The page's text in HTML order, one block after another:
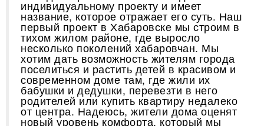
индивидуальному проекту и имеет
название, которое отражает его суть. Наш
первый проект в Хабаровске мы строим в
тихом жилом районе, где выросло
несколько поколений хабаровчан. Мы
хотим дать возможность жителям города
поселиться и растить детей в красивом и
современном доме там, где жили их
бабушки и дедушки, перевезти в него
родителей или купить квартиру недалеко
от центра. Надеюсь, жители дома оценят
новый уровень комфорта, который мы